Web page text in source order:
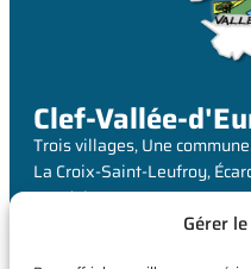
Gérer
Clef-Vallée-
Trois villages, Une
La Croix-Saint-Leufroy,
Heudebourg